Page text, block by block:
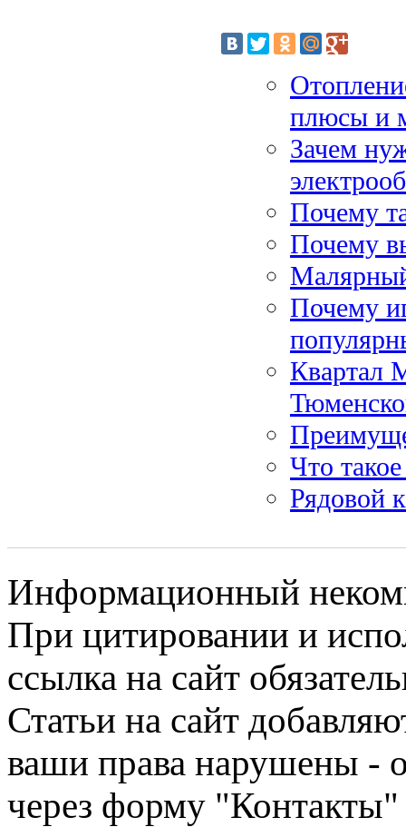
плюсы и
Зачем
Почему
Почему
Почему
Квартал
Что
Рядовой
Информационный
При цитировании и
ссылка на сайт
Статьи на сайт
ваши права нарушены -
через форму "Контакты"